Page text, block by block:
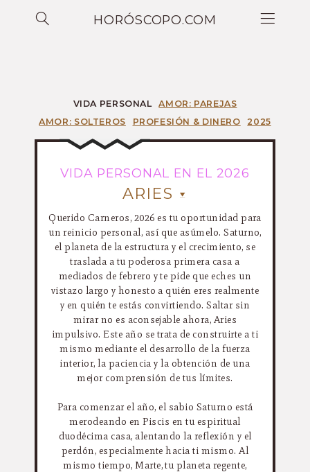
HORÓSCOPO.COM
VIDA PERSONAL
AMOR: PAREJAS
AMOR: SOLTEROS
PROFESIÓN & DINERO 2025
VIDA PERSONAL EN EL 2026
ARIES
Querido Carneros, 2026 es tu oportunidad para
un reinicio personal, así que asúmelo. Saturno,
el planeta de la estructura y el crecimiento, se
traslada a tu poderosa primera casa a
mediados de febrero y te pide que eches un
vistazo largo y honesto a quién eres realmente
y en quién te estás convirtiendo. Saltar sin
mirar no es aconsejable ahora, Aries
impulsivo. Este año se trata de construirte a ti
mismo mediante el desarrollo de la fuerza
interior, la paciencia y la obtención de una
mejor comprensión de tus límites.
Para comenzar el año, el sabio Saturno está
merodeando en Piscis en tu espiritual
duodécima casa, alentando la reflexión y el
perdón, especialmente hacia ti mismo. Al
mismo tiempo, Marte, tu planeta regente,